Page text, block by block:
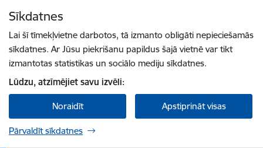
Sīkdatnes
Lai šī tīmekļvietne darbotos, tā izmanto obligāti nepieciešamās
sīkdatnes. Ar Jūsu piekrišanu papildus šajā vietnē var tikt
izmantotas statistikas un sociālo mediju sīkdatnes.
Lūdzu, atzīmējiet savu izvēli:
Noraidīt Apstiprināt visas
Pārvaldīt sīkdatnes